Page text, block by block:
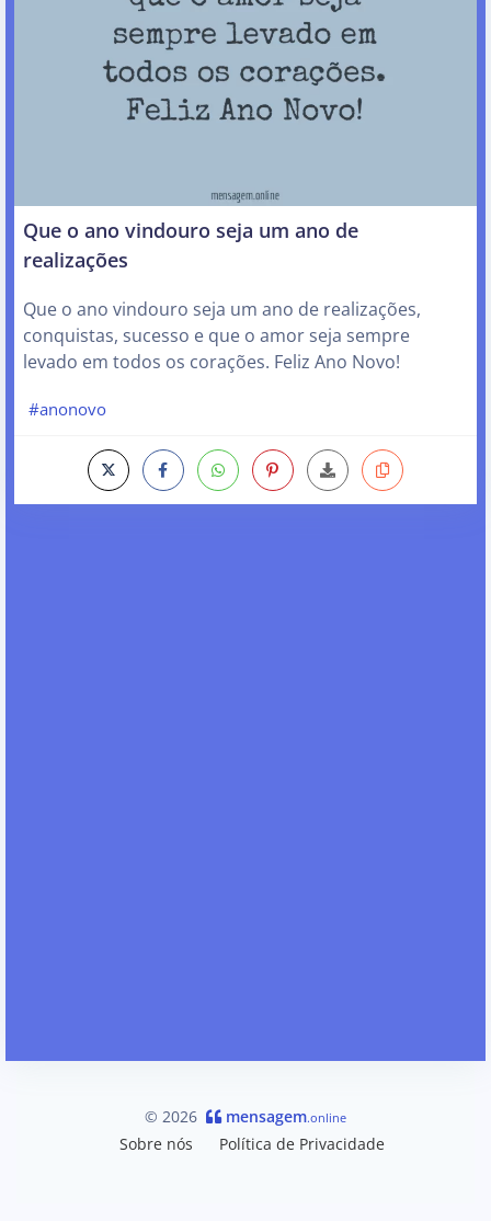
Que o ano vindouro seja um ano de
realizações
Que o ano vindouro seja um ano de realizações,
conquistas, sucesso e que o amor seja sempre
levado em todos os corações. Feliz Ano Novo!
#anonovo
© 2026 mensagem.online
Sobre nós Política de Privacidade